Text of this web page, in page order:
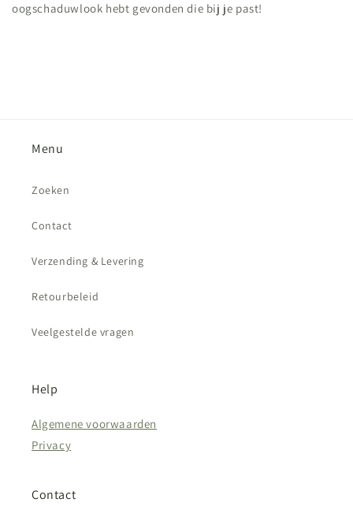
oogschaduwlook hebt gevonden die bij je past!
Menu
Zoeken
Contact
Verzending & Levering
Retourbeleid
Veelgestelde vragen
Help
Algemene voorwaarden
Privacy
Contact